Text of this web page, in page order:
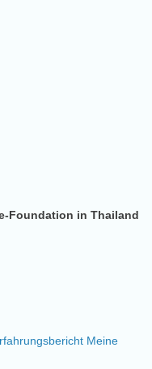
Foundation in Thailand
Meine